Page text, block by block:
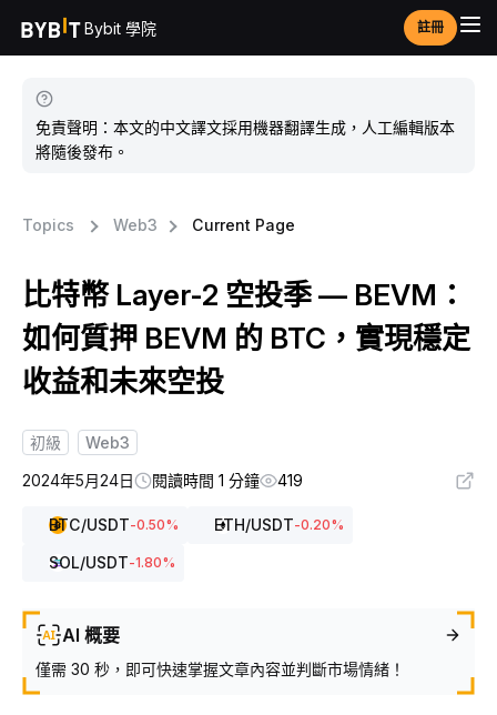
Bybit 學院 註冊
免責聲明：本文的中文譯文採用機器翻譯生成，人工編輯版本
將隨後發布。
Topics Web3 Current Page
比特幣 Layer-2 空投季 — BEVM：
如何質押 BEVM 的 BTC，實現穩定
收益和未來空投
初級
Web3
2024年5月24日
閱讀時間 1 分鐘 419
BTC/USDT-0.50% ETH/USDT-0.20%
SOL/USDT-1.80%
AI 概要
僅需 30 秒，即可快速掌握文章內容並判斷市場情緒！